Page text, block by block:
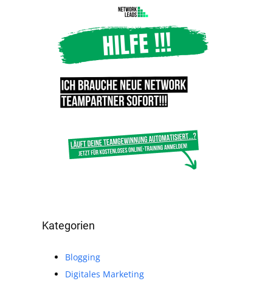
Kategorien
Blogging
Digitales Marketing